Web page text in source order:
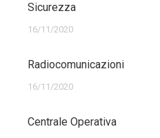
Sicurezza
16/11/2020
Radiocomunicazioni
16/11/2020
Centrale Operativa